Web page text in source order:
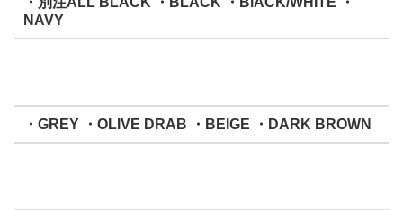
NAVY
・GREY ・OLIVE DRAB ・BEIGE ・DARK BROWN